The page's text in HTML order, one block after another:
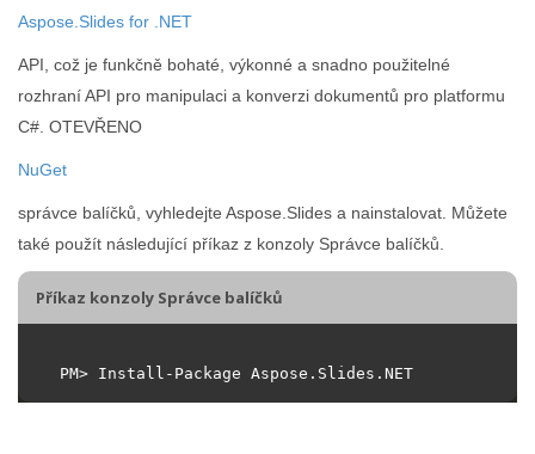
Aspose.Slides for .NET
API, což je funkčně bohaté, výkonné a snadno použitelné
rozhraní API pro manipulaci a konverzi dokumentů pro platformu
C#. OTEVŘENO
NuGet
správce balíčků, vyhledejte Aspose.Slides a nainstalovat. Můžete
také použít následující příkaz z konzoly Správce balíčků.
Příkaz konzoly Správce balíčků